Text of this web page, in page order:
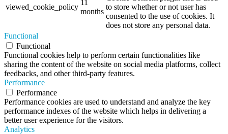
viewed_cookie_policy
11
months
to store whether or not user has
consented to the use of cookies. It
does not store any personal data.
Functional
Functional
Functional cookies help to perform certain functionalities like
sharing the content of the website on social media platforms, collect
feedbacks, and other third-party features.
Performance
Performance
Performance cookies are used to understand and analyze the key
performance indexes of the website which helps in delivering a
better user experience for the visitors.
Analytics